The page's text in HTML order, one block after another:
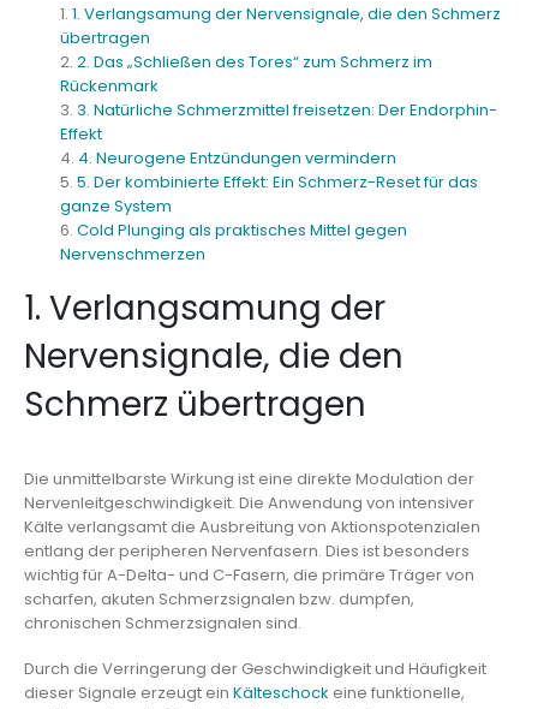
1. Verlangsamung der Nervensignale, die den Schmerz
übertragen
2. Das „Schließen des Tores“ zum Schmerz im
Rückenmark
3. Natürliche Schmerzmittel freisetzen: Der Endorphin-
Effekt
4. Neurogene Entzündungen vermindern
5. Der kombinierte Effekt: Ein Schmerz-Reset für das
ganze System
Cold Plunging als praktisches Mittel gegen
Nervenschmerzen
1. Verlangsamung der
Nervensignale, die den
Schmerz übertragen
Die unmittelbarste Wirkung ist eine direkte Modulation der
Nervenleitgeschwindigkeit. Die Anwendung von intensiver
Kälte verlangsamt die Ausbreitung von Aktionspotenzialen
entlang der peripheren Nervenfasern. Dies ist besonders
wichtig für A-Delta- und C-Fasern, die primäre Träger von
scharfen, akuten Schmerzsignalen bzw. dumpfen,
chronischen Schmerzsignalen sind.
Durch die Verringerung der Geschwindigkeit und Häufigkeit
dieser Signale erzeugt ein Kälteschock eine funktionelle,